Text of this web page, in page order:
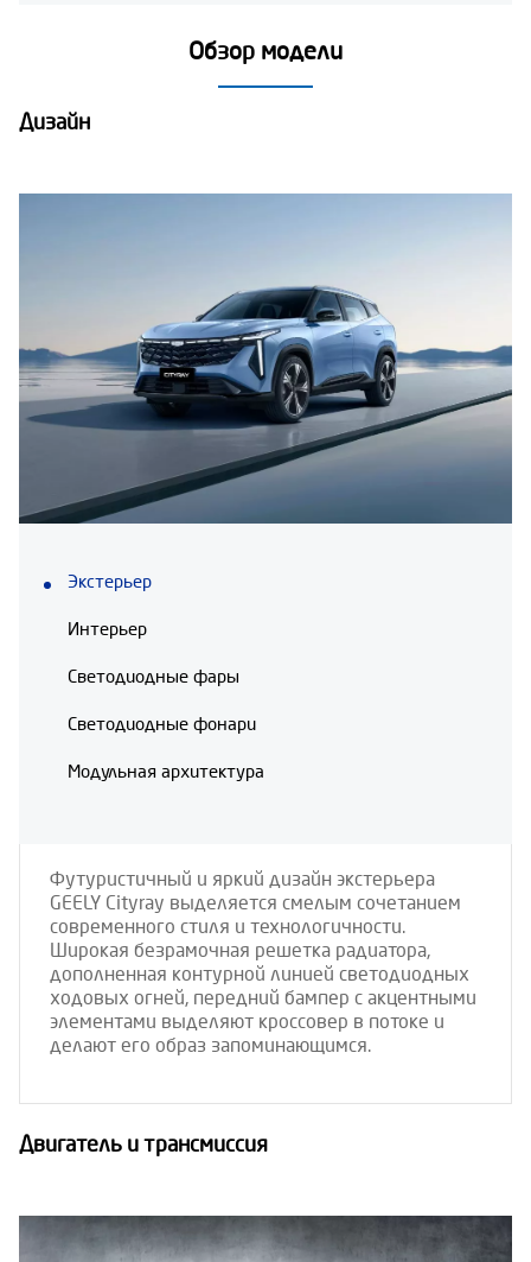
Обзор модели
Дизайн
Экстерьер
Интерьер
Светодиодные фары
Светодиодные фонари
Модульная архитектура
Футуристичный и яркий дизайн экстерьера
GEELY Cityray выделяется смелым сочетанием
современного стиля и технологичности.
Широкая безрамочная решетка радиатора,
дополненная контурной линией светодиодных
ходовых огней, передний бампер с акцентными
элементами выделяют кроссовер в потоке и
делают его образ запоминающимся.
Двигатель и трансмиссия